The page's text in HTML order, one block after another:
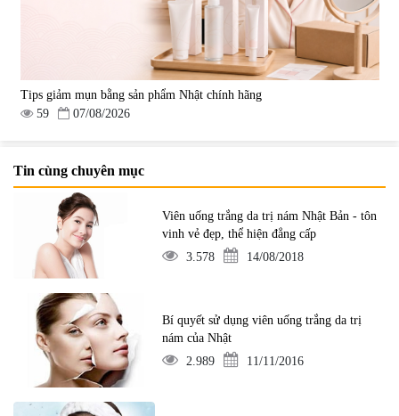
Tips giảm mụn bằng sản phẩm Nhật chính hãng
59
07/08/2026
Tin cùng chuyên mục
Viên uống trắng da trị nám Nhật Bản - tôn
vinh vẻ đẹp, thể hiện đẳng cấp
3.578
14/08/2018
Bí quyết sử dụng viên uống trắng da trị
nám của Nhật
2.989
11/11/2016